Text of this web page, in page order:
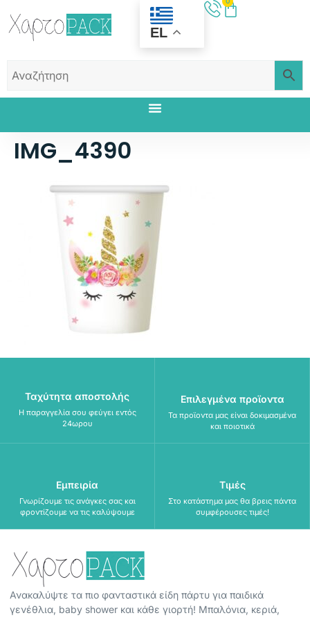
EL
IMG_4390
Ταχύτητα αποστολής
Η παραγγελία σου φεύγει εντός
24ωρου
Επιλεγμένα προϊοντα
Τα προϊοντα μας είναι δοκιμασμένα
και ποιοτικά
Εμπειρία
Γνωρίζουμε τις ανάγκες σας και
φροντίζουμε να τις καλύψουμε
Τιμές
Στο κατάστημα μας θα βρεις πάντα
συμφέρουσες τιμές!
Ανακαλύψτε τα πιο φανταστικά είδη πάρτυ για παιδικά
γενέθλια, baby shower και κάθε γιορτή! Μπαλόνια, κεριά,